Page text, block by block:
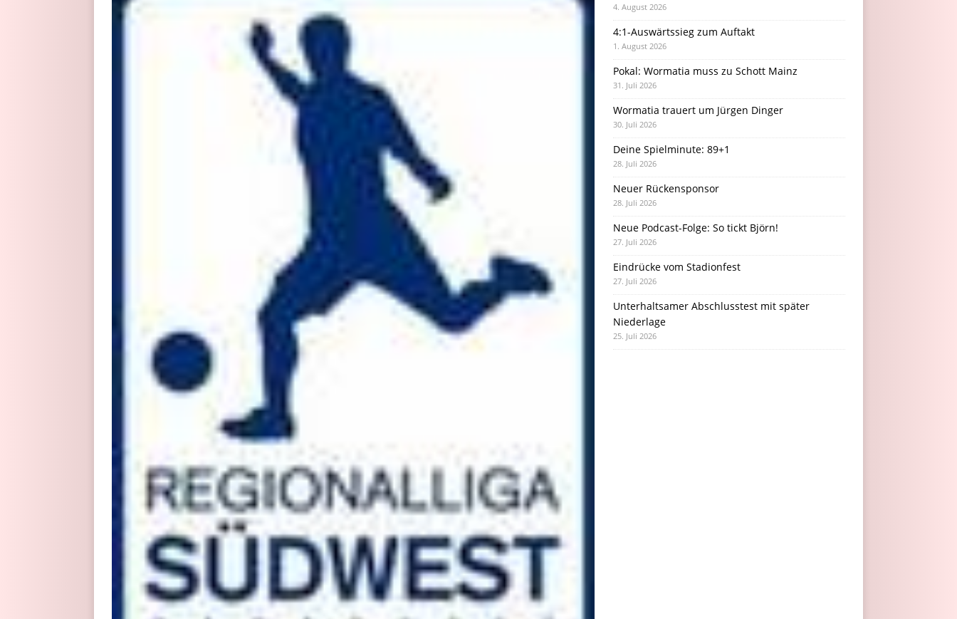
4. August 2026
4:1-Auswärtssieg zum Auftakt
1. August 2026
Pokal: Wormatia muss zu Schott Mainz
31. Juli 2026
Wormatia trauert um Jürgen Dinger
30. Juli 2026
Deine Spielminute: 89+1
28. Juli 2026
Neuer Rückensponsor
28. Juli 2026
Neue Podcast-Folge: So tickt Björn!
27. Juli 2026
Eindrücke vom Stadionfest
27. Juli 2026
Unterhaltsamer Abschlusstest mit später
Niederlage
25. Juli 2026